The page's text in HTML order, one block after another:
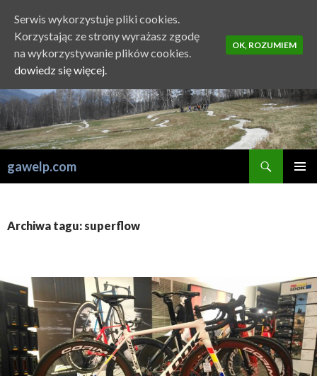
gawelp.com
Archiwa tagu: superflow
Serwis wykorzystuje pliki cookies.
Korzystając ze strony wyrażasz zgodę
na wykorzystywanie plików cookies.
dowiedz się więcej.
OK, ROZUMIEM